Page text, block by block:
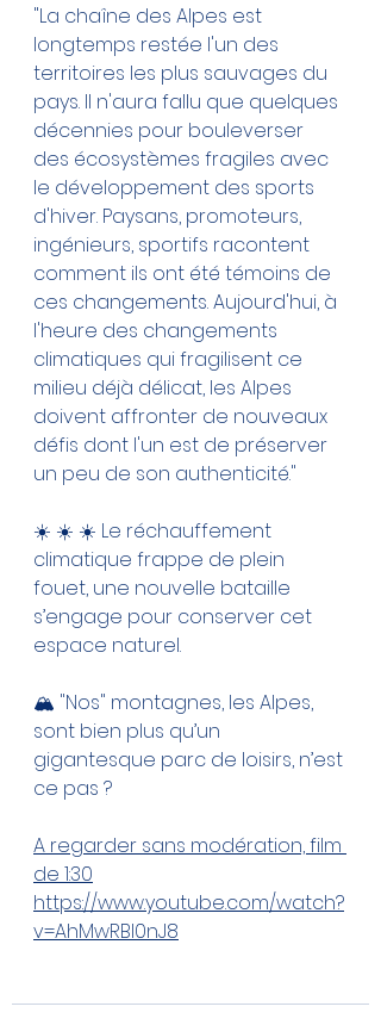
"La chaîne des Alpes est
longtemps restée l'un des
territoires les plus sauvages du
pays. Il n'aura fallu que quelques
décennies pour bouleverser
des écosystèmes fragiles avec
le développement des sports
d'hiver. Paysans, promoteurs,
ingénieurs, sportifs racontent
comment ils ont été témoins de
ces changements. Aujourd'hui, à
l'heure des changements
climatiques qui fragilisent ce
milieu déjà délicat, les Alpes
doivent affronter de nouveaux
défis dont l'un est de préserver
un peu de son authenticité."
☀️ ☀️ ☀️ Le réchauffement
climatique frappe de plein
fouet, une nouvelle bataille
s’engage pour conserver cet
espace naturel.
🏔 "Nos" montagnes, les Alpes,
sont bien plus qu’un
gigantesque parc de loisirs, n’est
ce pas ?
A regarder sans modération, film
de 1:30
https://www.youtube.com/watch?
v=AhMwRBI0nJ8